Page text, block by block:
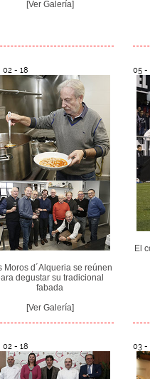
[Ver Galería]
02 - 18
Moros d´Alqueria se reúnen
degustar su tradicional
fabada
[Ver Galería]
05 -
El
02 - 18 03 -